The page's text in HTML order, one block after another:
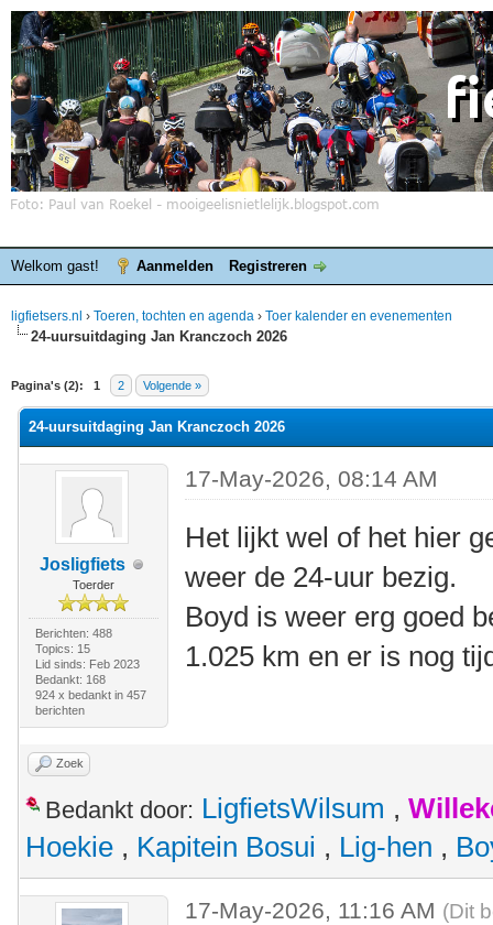
Welkom gast! Aanmelden Registreren
ligfietsers.nl › Toeren, tochten en agenda › Toer kalender en evenementen
24-uursuitdaging Jan Kranczoch 2026
Pagina's (2): 1 2 Volgende »
waardering is 0
24-uursuitdaging Jan Kranczoch 2026
Josligfiets
Toerder
Berichten: 488
Topics: 15
Lid sinds: Feb 2023
Bedankt: 168
924 x bedankt in 457
berichten
17-May-2026, 08:14 AM
Het lijkt wel of het hier
weer de 24-uur bezig.
Boyd is weer erg goed
1.025 km en er is nog
Zoek
Bedankt door: LigfietsWilsum ,
Hoekie , Kapitein Bosui , Lig-hen ,
17-May-2026, 11:16 AM (Dit